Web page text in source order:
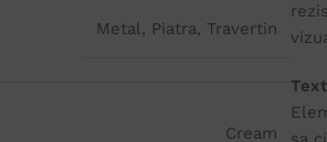
Metal, Piatra, Travertin
Cream